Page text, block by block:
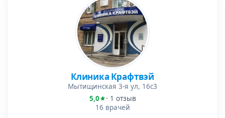
Клиника Крафтвэй
Мытищинская 3-я ул, 16с3
5,0
· 1 отзыв
16 врачей